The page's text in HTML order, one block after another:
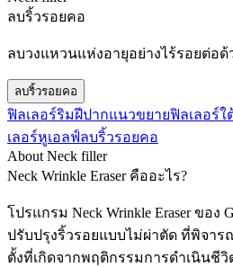
ลบริ้วรอยคอ
ลบวงแหวนแห่งอายุอย่างไร้รอยต่อ
ลบริ้วรอยคอ
ฟิลเลอร์ริมฝีปากแนวขยายฟิลเลอร์
เลอร์หูเอลฟ์ลบริ้วรอยคอ
About Neck filler
Neck Wrinkle Eraser คืออะไร?
โปรแกรม Neck Wrinkle Eraser ของ
ปรับปรุงริ้วรอยแบบไม่ผ่าตัด ที่พิจา
ตั้งที่เกิดจากพฤติกรรมการดำเนินชี